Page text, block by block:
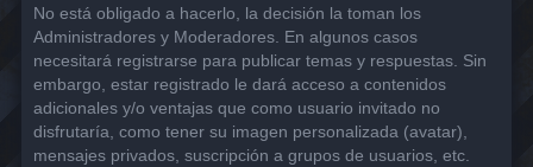
No está obligado a hacerlo, la decisión la toman los
Administradores y Moderadores. En algunos casos
necesitará registrarse para publicar temas y respuestas. Sin
embargo, estar registrado le dará acceso a contenidos
adicionales y/o ventajas que como usuario invitado no
disfrutaría, como tener su imagen personalizada (avatar),
mensajes privados, suscripción a grupos de usuarios, etc.